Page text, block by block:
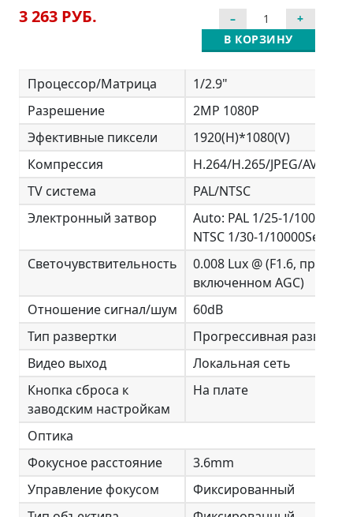
3 263 РУБ.
В КОРЗИНУ
Процессор/Матрица
1/2.9"
Разрешение
2MP 1080P
Эфективные пиксели
1920(H)*1080(V)
Компрессия
H.264/H.265/JPEG/AVI/
TV система
PAL/NTSC
Электронный затвор
Auto: PAL 1/25-1/10000Sec;
NTSC 1/30-1/10000Sec
Светочувствительность
0.008 Lux @ (F1.6, при
включенном AGC)
Отношение сигнал/шум
60dB
Тип развертки
Прогрессивная
Видео выход
Локальная сеть
Кнопка сброса к
заводским настройкам
На плате
Оптика
Фокусное расстояние
3.6mm
Управление фокусом
Фиксированный